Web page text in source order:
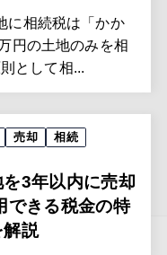
に相続税は「かか
円の土地のみを相
として相...
売却
相続
3年以内に売却
できる税金の特
解説